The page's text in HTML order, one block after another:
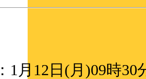
1月12日(月)09